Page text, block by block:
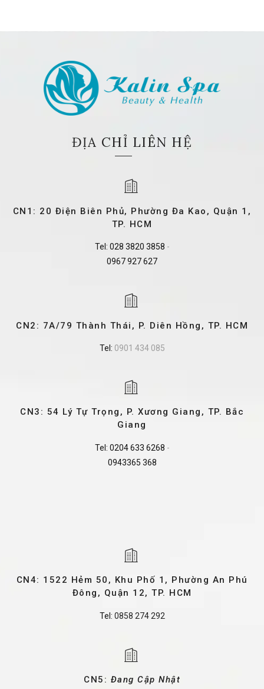
ĐỊA CHỈ LIÊN HỆ
CN1: 20 Điện Biên Phủ, Phường Đa Kao, Quận 1,
TP. HCM
Tel: 028 3820 3858 -
0967 927 627
CN2: 7A/79 Thành Thái, P. Diên Hồng, TP. HCM
Tel: 0901 434 085
CN3: 54 Lý Tự Trọng, P. Xương Giang, TP. Bắc
Giang
Tel: 0204 633 6268 -
0943365 368
CN4: 1522 Hẻm 50, Khu Phố 1, Phường An Phú
Đông, Quận 12, TP. HCM
Tel: 0858 274 292
CN5: Đang Cập Nhật